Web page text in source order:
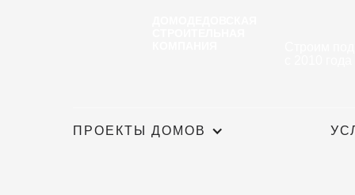
ПРОЕКТЫ ДОМОВ